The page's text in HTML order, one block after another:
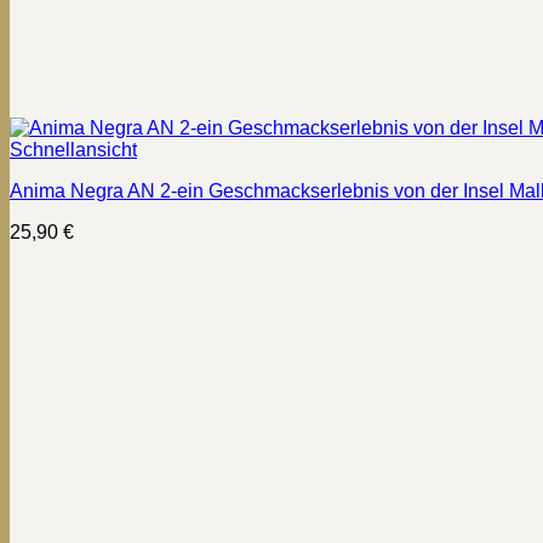
Schnellansicht
Anima Negra AN 2-ein Geschmackserlebnis von der Insel
25,90 €